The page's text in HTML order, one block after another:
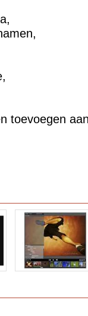
toevoegen